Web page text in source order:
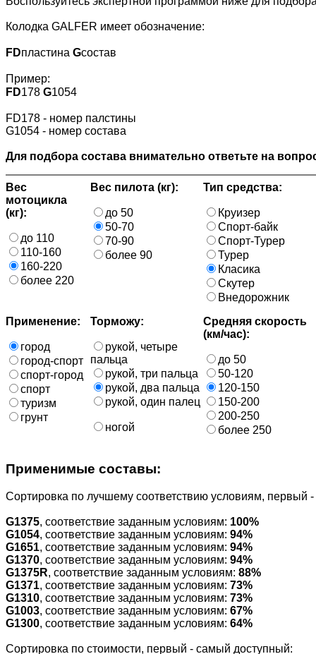
Колодка GALFER имеет обозначение:
FDпластина Gсостав
Пример:
FD178 G1054
FD178 - номер палстины
G1054 - номер состава
Для подбора состава внимательно ответьте на
Вес
мотоцикла
(кг):
до 110
110-160
160-220
более 220
Вес пилота (кг):
до 50
50-70
70-90
более 90
Тип средства:
Круизер
Спорт-байк
Спорт-Турер
Турер
Класика
Скутер
Внедорожник
Применение:
город
город-спорт
спорт-город
спорт
туризм
грунт
Торможу:
рукой, четыре
пальца
рукой, три пальца
рукой, два пальца
рукой, один палец
ногой
Средняя скорость
(км/час):
до 50
50-120
120-150
150-200
200-250
более 250
Применимые составы:
Cортировка по лучшему соответствию условиям, первый
G1375, соответствие заданным условиям: 100%
G1054, соответствие заданным условиям: 94%
G1651, соответствие заданным условиям: 94%
G1370, соответствие заданным условиям: 94%
G1375R, соответствие заданным условиям: 88%
G1371, соответствие заданным условиям: 73%
G1310, соответствие заданным условиям: 73%
G1003, соответствие заданным условиям: 67%
G1300, соответствие заданным условиям: 64%
Cортировка по стоимости, первый - самый доступный: